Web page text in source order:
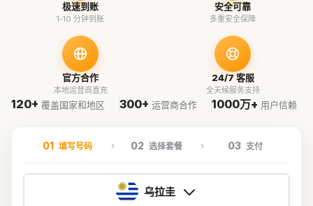
极速到账
1-10 分钟到账
安全可靠
多重安全保障
官方合作
本地运营商直充
24/7 客服
全天候服务支持
120+ 覆盖国家和地区 300+ 运营商合作 1000万+ 用户信赖
01 填写号码 02 选择套餐 03 支付
乌拉圭